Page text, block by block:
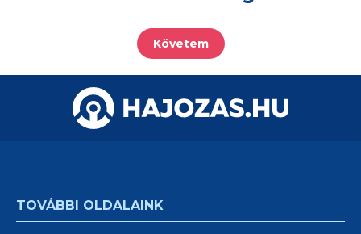
Követem
TOVÁBBI OLDALAINK